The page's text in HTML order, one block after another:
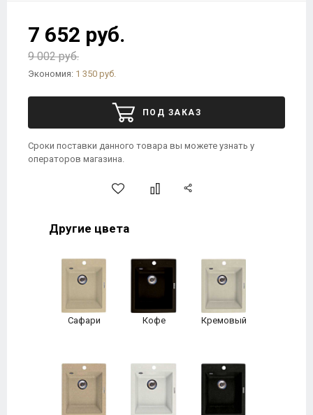
7 652 руб.
9 002 руб.
Экономия: 1 350 руб.
ПОД ЗАКАЗ
Сроки поставки данного товара вы можете узнать у
операторов магазина.
Другие цвета
Сафари Кофе Кремовый